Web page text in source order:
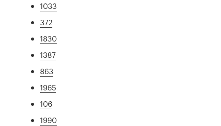
1033
372
1830
1387
863
1965
106
1990